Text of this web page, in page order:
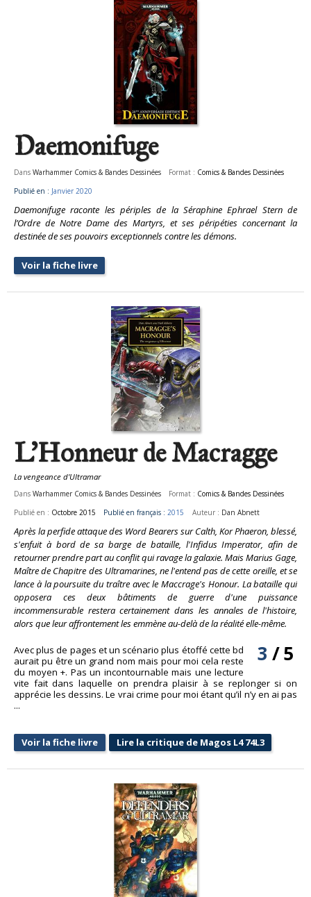
Daemonifuge
Dans Warhammer Comics & Bandes Dessinées Format : Comics & Bandes Dessinées
Publié en : Janvier 2020
Daemonifuge raconte les périples de la Séraphine Ephrael Stern de
l’Ordre de Notre Dame des Martyrs, et ses péripéties concernant la
destinée de ses pouvoirs exceptionnels contre les démons.
Voir la fiche livre
L'Honneur de Macragge
La vengeance d'Ultramar
Dans Warhammer Comics & Bandes Dessinées Format : Comics & Bandes Dessinées
Publié en : Octobre 2015 Publié en français :2015 Auteur : Dan Abnett
Après la perfide attaque des Word Bearers sur Calth, Kor Phaeron, blessé,
s'enfuit à bord de sa barge de bataille, l'Infidus Imperator, afin de
retourner prendre part au conflit qui ravage la galaxie. Mais Marius Gage,
Maître de Chapitre des Ultramarines, ne l'entend pas de cette oreille, et se
lance à la poursuite du traître avec le Maccrage's Honour. La bataille qui
opposera ces deux bâtiments de guerre d'une puissance
incommensurable restera certainement dans les annales de l'histoire,
alors que leur affrontement les emmène au-delà de la réalité elle-même.
3 /5
Avec plus de pages et un scénario plus étoffé cette bd
aurait pu être un grand nom mais pour moi cela reste
du moyen +. Pas un incontournable mais une lecture
vite fait dans laquelle on prendra plaisir à se replonger si on
apprécie les dessins. Le vrai crime pour moi étant qu’il n’y en ai pas
...
Voir la fiche livre Lire la critique de Magos L4 74L3